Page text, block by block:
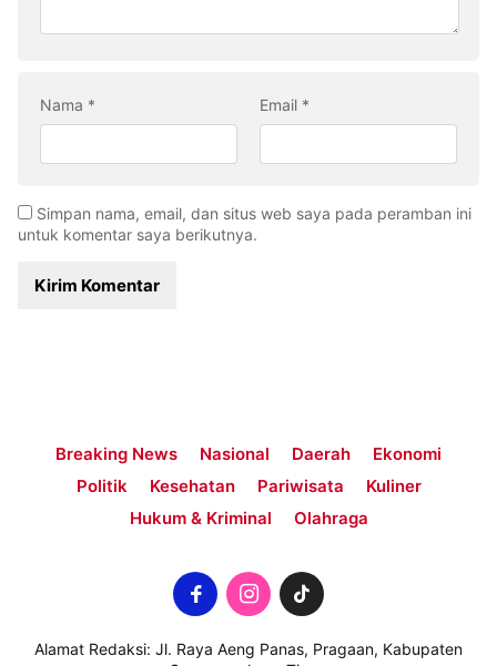
Nama * Email *
Simpan nama, email, dan situs web saya pada peramban ini
untuk komentar saya berikutnya.
Breaking News Nasional Daerah
Ekonomi
Politik
Kesehatan Pariwisata
Kuliner
Hukum & Kriminal
Olahraga
Alamat Redaksi: Jl. Raya Aeng Panas, Pragaan, Kabupaten